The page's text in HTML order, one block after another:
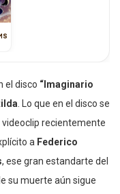
el disco “Imaginario
. Lo que en el disco se
recientemente
a Federico
, ese gran estandarte del
su muerte aún sigue